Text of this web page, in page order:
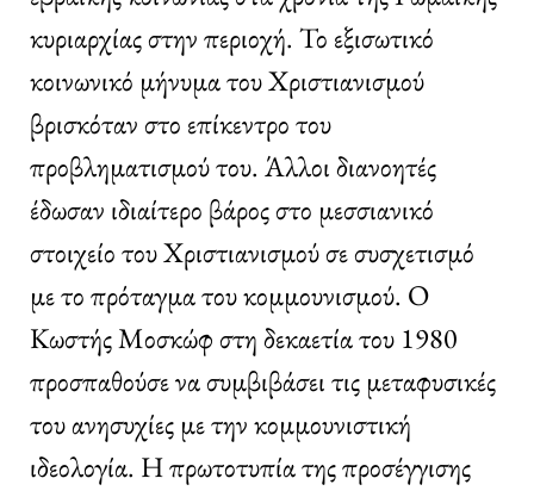
κυριαρχίας στην περιοχή. Το εξισωτικό
κοινωνικό μήνυμα του Χριστιανισμού
βρισκόταν στο επίκεντρο του
προβληματισμού του. Άλλοι διανοητές
έδωσαν ιδιαίτερο βάρος στο μεσσιανικό
στοιχείο του Χριστιανισμού σε συσχετισμό
με το πρόταγμα του κομμουνισμού. Ο
Κωστής Μοσκώφ στη δεκαετία του 1980
προσπαθούσε να συμβιβάσει τις μεταφυσικές
του ανησυχίες με την κομμουνιστική
ιδεολογία. Η πρωτοτυπία της προσέγγισης